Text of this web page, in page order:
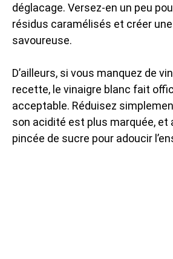
déglacage. Versez-en un peu
résidus caramélisés et créer
savoureuse.
D’ailleurs, si vous manquez de
recette, le vinaigre blanc fait
acceptable. Réduisez
son acidité est plus marquée, et
pincée de sucre pour adoucir